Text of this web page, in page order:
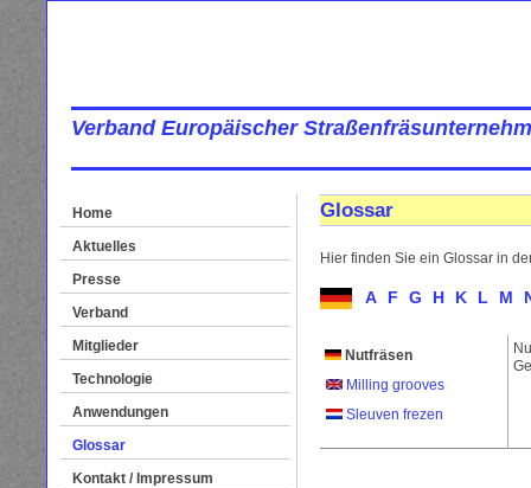
Verband Europäischer
Home
Aktuelles
Presse
Verband
Mitglieder
Technologie
Anwendungen
Glossar
Kontakt / Impressum
Glossar
Hier finden Sie ein Glossar in
A F G H K L M
Nutfräsen
Milling grooves
Sleuven frezen